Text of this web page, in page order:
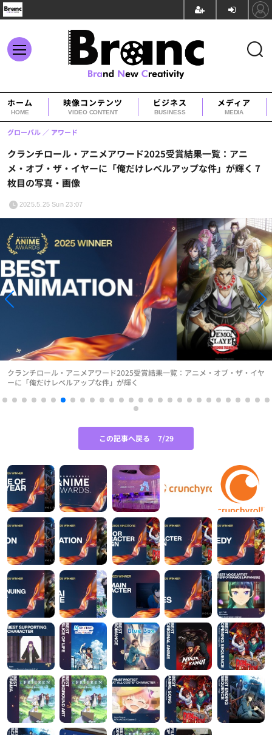
ホーム
HOME
映像コンテンツ
VIDEO CONTENT
ビジネス
BUSINESS
メディア
MEDIA
クランチロール・アニメアワード2025受賞結果一覧：アニ
メ・オブ・ザ・イヤーに「俺だけレベルアップな件」が輝く 7
枚目の写真・画像
グローバル アワード
2025.5.25 Sun 23:07
クランチロール・アニメアワード2025受賞結果一覧：アニメ・オブ・ザ・イヤ
ーに「俺だけレベルアップな件」が輝く
この記事へ戻る 7/29